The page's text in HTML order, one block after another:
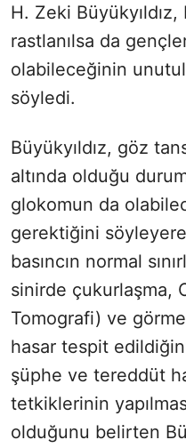
H. Zeki
rastlanılsa da
olabileceğinin
söyledi.
Büyükyıldız, göz
altında olduğu
glokomun da
gerektiğini
basıncın normal
sinirde çukurlaşma,
Tomografi) ve
hasar tespit
şüphe ve tereddüt
tetkiklerinin
olduğunu belirten